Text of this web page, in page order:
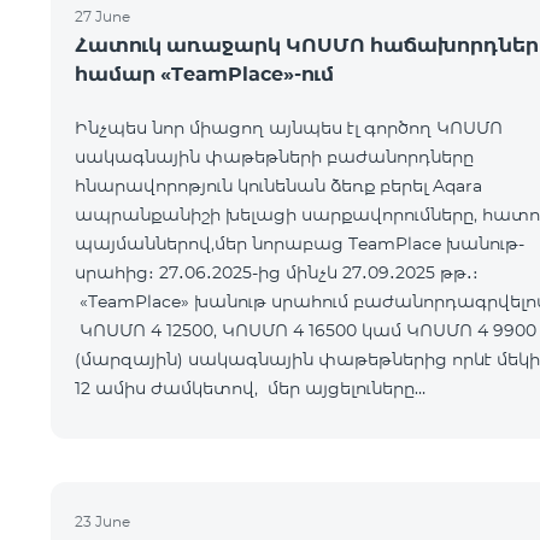
27 June
Հատուկ առաջարկ ԿՈՍՄՈ
համար «TeamPlace»-ում
Ինչպես նոր միացող այնպես էլ գործող ԿՈՍՄՈ
սակագնային փաթեթների բաժանորդները
հնարավորոթյուն կունենան ձեռք բերել Aqara
ապրանքանիշի խելացի սարքավորումները,
պայմաններով,մեր նորաբաց TeamPlace խանութ-
սրահից։ 27․06․2025-ից մինչև 27․09․2025 թթ․։
«TeamPlace» խանութ սրահում
ԿՈՍՄՈ 4 12500, ԿՈՍՄՈ 4 16500 կամ ԿՈՍՄՈ 4 9900
(մարզային) սակագնային փաթեթներից որևէ
12 ամիս ժամկետով, մեր այցելուները
23 June